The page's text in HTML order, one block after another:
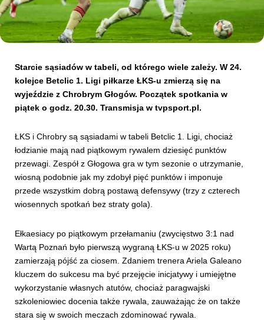
Dla mediów
Kibice
SKLEP KUP BILET
Starcie sąsiadów w tabeli, od którego wiele zależy. W 24.
kolejce Betclic 1. Ligi piłkarze ŁKS-u zmierzą się na
wyjeździe z Chrobrym Głogów. Początek spotkania w
piątek o godz. 20.30. Transmisja w tvpsport.pl.
ŁKS i Chrobry są sąsiadami w tabeli Betclic 1. Ligi, chociaż
łodzianie mają nad piątkowym rywalem dziesięć punktów
przewagi. Zespół z Głogowa gra w tym sezonie o utrzymanie,
wiosną podobnie jak my zdobył pięć punktów i imponuje
przede wszystkim dobrą postawą defensywy (trzy z czterech
wiosennych spotkań bez straty gola).
Ełkaesiacy po piątkowym przełamaniu (zwycięstwo 3:1 nad
Wartą Poznań było pierwszą wygraną ŁKS-u w 2025 roku)
zamierzają pójść za ciosem. Zdaniem trenera Ariela Galeano
kluczem do sukcesu ma być przejęcie inicjatywy i umiejętne
wykorzystanie własnych atutów, chociaż paragwajski
szkoleniowiec docenia także rywala, zauważając że on także
stara się w swoich meczach zdominować rywala.